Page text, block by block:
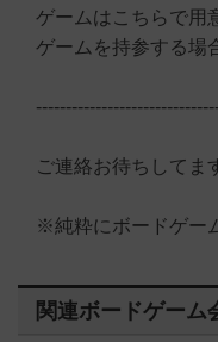
ゲームはこちらで用
ゲームを持参する場
ご連絡お待ちしてま
※純粋にボードゲー
関連ボードゲーム